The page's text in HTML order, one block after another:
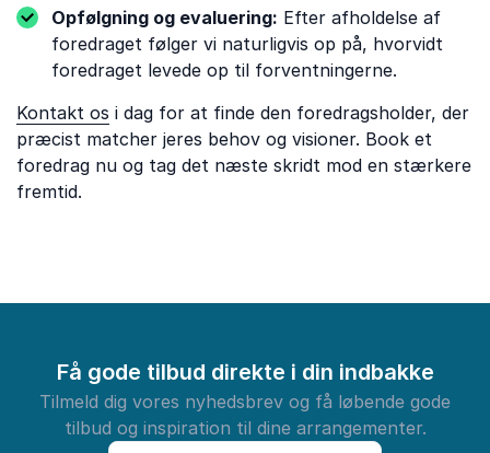
Opfølgning og evaluering: Efter afholdelse af
foredraget følger vi naturligvis op på, hvorvidt
foredraget levede op til forventningerne.
Kontakt os i dag for at finde den foredragsholder, der
præcist matcher jeres behov og visioner. Book et
foredrag nu og tag det næste skridt mod en stærkere
fremtid.
Få gode tilbud direkte i din indbakke
Tilmeld dig vores nyhedsbrev og få løbende gode
tilbud og inspiration til dine arrangementer.